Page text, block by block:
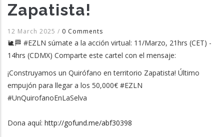
Zapatista!
12 March 2025 / 0 Comments
🐌🏁 #EZLN súmate a la acción virtual: 11/Marzo, 21hrs (CET) -
14hrs (CDMX) Comparte este cartel con el mensaje:
¡Construyamos un Quirófano en territorio Zapatista! Último
empujón para llegar a los 50,000€ #EZLN
#UnQuirofanoEnLaSelva
Dona aquí: http://gofund.me/abf30398